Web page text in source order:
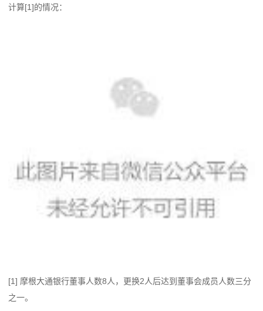
计算[1]的情况：
[1] 摩根大通银行董事人数8人，更换2人后达到董事会成员人数三分
之一。